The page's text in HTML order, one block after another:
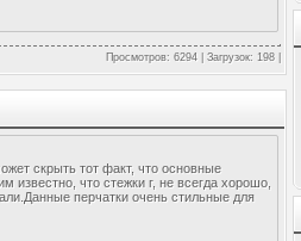
Просмотров: 6294 | Загрузок: 198 |
скрыть тот факт, что основные
известно, что стежки г, не всегда хорошо,
перчатки очень стильные для